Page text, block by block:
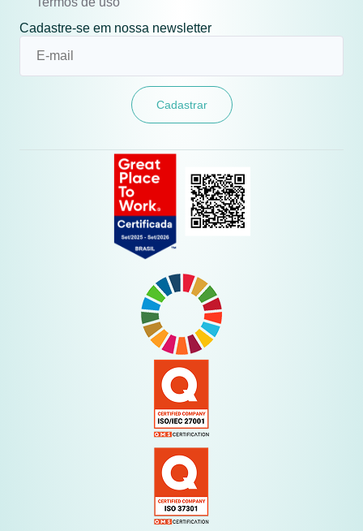
Cadastre-se em nossa newsletter
Cadastrar